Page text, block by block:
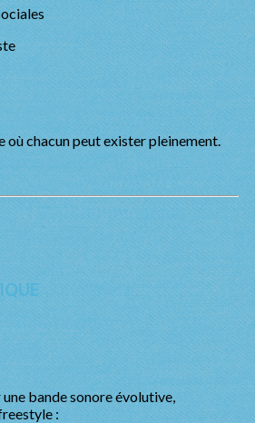
où chacun peut exister pleinement.
bande sonore évolutive,
: